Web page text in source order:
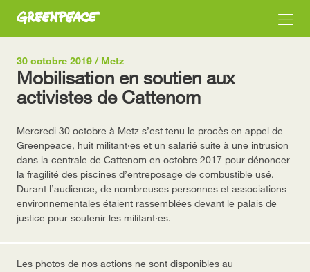
30 octobre 2019 / Metz
Mobilisation en soutien aux
activistes de Cattenom
Mercredi 30 octobre à Metz s’est tenu le procès en appel de
Greenpeace, huit militant·es et un salarié suite à une intrusion
dans la centrale de Cattenom en octobre 2017 pour dénoncer
la fragilité des piscines d’entreposage de combustible usé.
Durant l’audience, de nombreuses personnes et associations
environnementales étaient rassemblées devant le palais de
justice pour soutenir les militant·es.
Les photos de nos actions ne sont disponibles au